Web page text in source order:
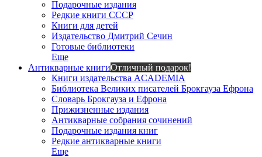
Подарочные издания
Редкие книги СССР
Книги для детей
Издательство Дмитрий Сечин
Готовые библиотеки
Еще
Антикварные книгиОтличный подарок!
Книги издательства ACADEMIA
Библиотека Великих писателей Брокгауза Ефрона
Словарь Брокгауза и Ефрона
Прижизненные издания
Антикварные собрания сочинений
Подарочные издания книг
Редкие антикварные книги
Еще